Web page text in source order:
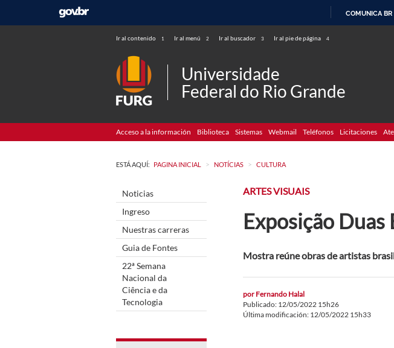
COMUNICA BR
Ir al contenido 1 Ir al menú 2 Ir al buscador 3 Ir al pie de página 4
Universidade
Federal do Rio Grande
Acceso a la información Biblioteca Sistemas Webmail Teléfonos Licitaciones
ESTÁ AQUÍ: PAGINA INICIAL > NOTÍCIAS > CULTURA
Noticias
Ingreso
Nuestras carreras
Guia de Fontes
22ª Semana
Nacional da
Ciência e da
Tecnologia
ARTES VISUAIS
Exposição
Mostra reúne obras de artistas
por Fernando Halal
Publicado: 12/05/2022 15h26
Última modificación: 12/05/2022 15h33